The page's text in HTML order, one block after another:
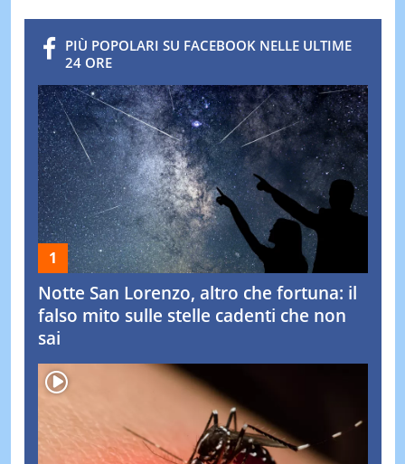
PIÙ POPOLARI SU FACEBOOK NELLE ULTIME
24 ORE
Notte San Lorenzo, altro che fortuna: il
falso mito sulle stelle cadenti che non
sai